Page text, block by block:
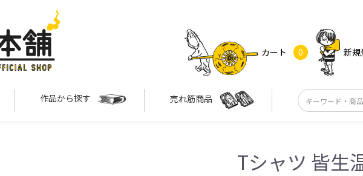
カート 0 新規
作品から探す 売れ筋商品
Tシャツ 皆生